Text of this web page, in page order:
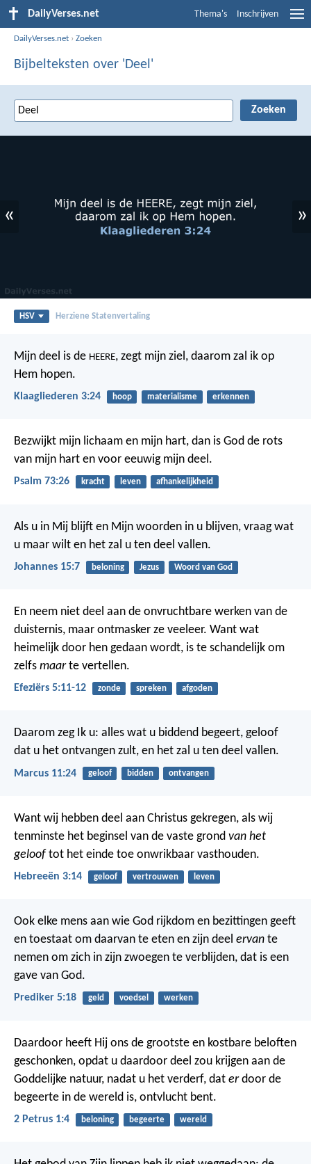
DailyVerses.net Thema's Inschrijven
DailyVerses.net ›Zoeken
Bijbelteksten over 'Deel'
« »
HSV Herziene Statenvertaling
Mijn deel is de HEERE, zegt mijn ziel, daarom zal ik op
Hem hopen.
Klaagliederen 3:24 hoop materialisme erkennen
Bezwijkt mijn lichaam en mijn hart, dan is God de rots
van mijn hart en voor eeuwig mijn deel.
Psalm 73:26 kracht leven afhankelijkheid
Als u in Mij blijft en Mijn woorden in u blijven, vraag wat
u maar wilt en het zal u ten deel vallen.
Johannes 15:7 beloning Jezus Woord van God
En neem niet deel aan de onvruchtbare werken van de
duisternis, maar ontmasker ze veeleer. Want wat
heimelijk door hen gedaan wordt, is te schandelijk om
zelfs maarte vertellen.
Efeziërs 5:11-12 zonde spreken afgoden
Daarom zeg Ik u: alles wat u biddend begeert, geloof
dat u het ontvangen zult, en het zal u ten deel vallen.
Marcus 11:24 geloof bidden ontvangen
Want wij hebben deel aan Christus gekregen, als wij
tenminste het beginsel van de vaste grond van het
geloof tot het einde toe onwrikbaar vasthouden.
Hebreeën 3:14 geloof vertrouwen leven
Ook elke mens aan wie God rijkdom en bezittingen geeft
en toestaat om daarvan te eten en zijn deel ervan te
nemen om zich in zijn zwoegen te verblijden, dat is een
gave van God.
Prediker 5:18 geld voedsel werken
Daardoor heeft Hij ons de grootste en kostbare beloften
geschonken, opdat u daardoor deel zou krijgen aan de
Goddelijke natuur, nadat u het verderf, dat erdoor de
begeerte in de wereld is, ontvlucht bent.
2 Petrus 1:4 beloning begeerte wereld